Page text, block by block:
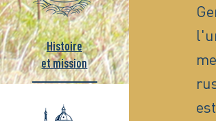
Histoire
et mission